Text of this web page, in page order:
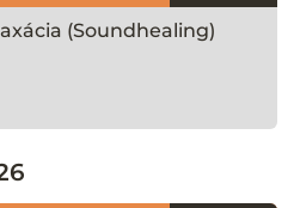
(Soundhealing)